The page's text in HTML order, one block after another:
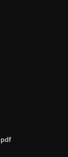
المصرفية التقليدية مقابل الخدمات المصرفية الإلكترونية pdf